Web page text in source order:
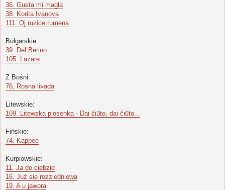
36. Gusta mi magla
38. Korita Ivanova
111. Oj ruzice rumena
Bułgarskie:
39. Del Berino
105. Lazare
Z Bośni:
76. Rosna livada
Litewskie:
109. Litewska piosenka - Dai čiūto, dai čiūto...
Fińskie:
74. Kappee
Kurpiowskie:
11. Ja do ciebzie
16. Już sie rozziedniewa
19. A u jawora